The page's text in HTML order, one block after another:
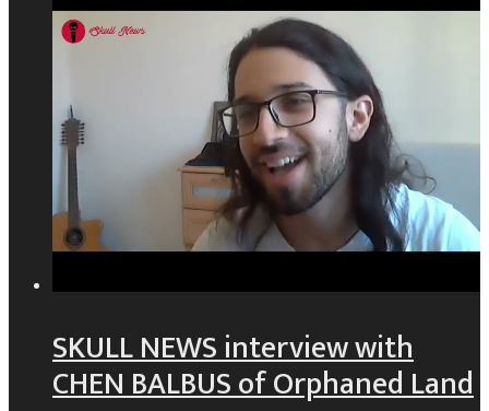
SKULL NEWS interview with
CHEN BALBUS of Orphaned Land